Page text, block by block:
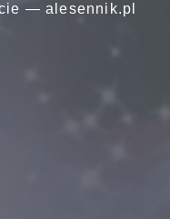
— alesennik.pl